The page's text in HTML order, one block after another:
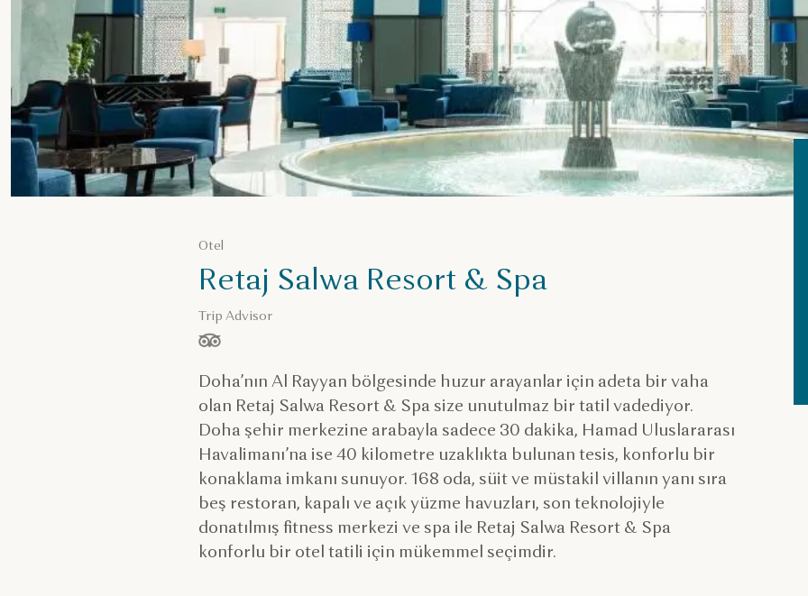
Otel
Retaj Salwa Resort & Spa
Trip Advisor
/ 5 yıldız, ölçüt:
Doha’nın Al Rayyan bölgesinde huzur arayanlar için adeta bir vaha
olan Retaj Salwa Resort & Spa size unutulmaz bir tatil vadediyor.
Doha şehir merkezine arabayla sadece 30 dakika, Hamad Uluslararası
Havalimanı’na ise 40 kilometre uzaklıkta bulunan tesis, konforlu bir
konaklama imkanı sunuyor. 168 oda, süit ve müstakil villanın yanı sıra
beş restoran, kapalı ve açık yüzme havuzları, son teknolojiyle
donatılmış fitness merkezi ve spa ile Retaj Salwa Resort & Spa
konforlu bir otel tatili için mükemmel seçimdir.